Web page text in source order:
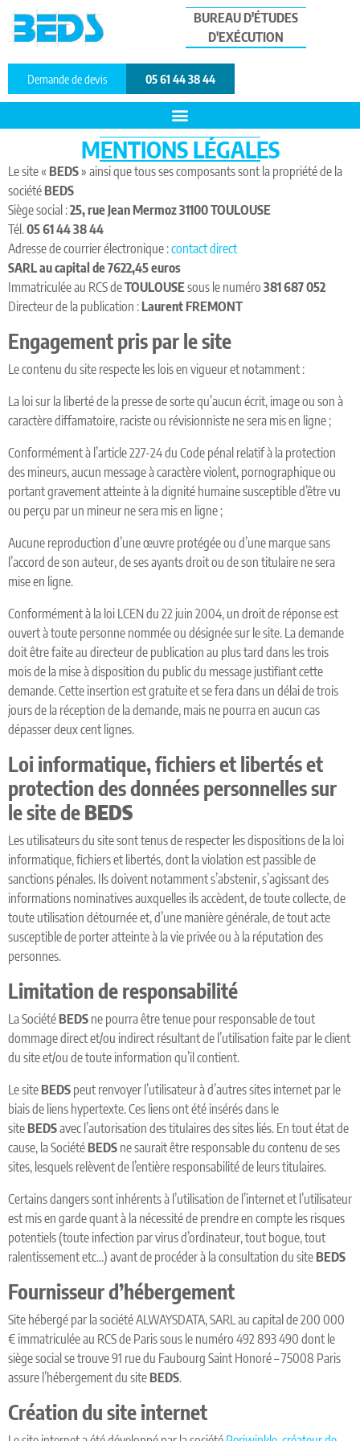
BUREAU D'ÉTUDES
D'EXÉCUTION
Demande de devis 05 61 44 38 44
MENTIONS LÉGALES
Le site « BEDS» ainsi que tous ses composants sont la propriété de la
société BEDS
Siège social :25, rue Jean Mermoz 31100 TOULOUSE
Tél.05 61 44 38 44
Adresse de courrier électronique :contact direct
SARL au capital de 7622,45 euros
Immatriculée au RCS deTOULOUSE sous le numéro 381 687 052
Directeur de la publication : Laurent FREMONT
Engagement pris par le site
Le contenu du site respecte les lois en vigueur et notamment :
La loi sur la liberté de la presse de sorte qu’aucun écrit, image ou son à
caractère diffamatoire, raciste ou révisionniste ne sera mis en ligne ;
Conformément à l’article 227-24 du Code pénal relatif à la protection
des mineurs, aucun message à caractère violent, pornographique ou
portant gravement atteinte à la dignité humaine susceptible d’être vu
ou perçu par un mineur ne sera mis en ligne ;
Aucune reproduction d’une œuvre protégée ou d’une marque sans
l’accord de son auteur, de ses ayants droit ou de son titulaire ne sera
mise en ligne.
Conformément à la loi LCEN du 22 juin 2004, un droit de réponse est
ouvert à toute personne nommée ou désignée sur le site. La demande
doit être faite au directeur de publication au plus tard dans les trois
mois de la mise à disposition du public du message justifiant cette
demande. Cette insertion est gratuite et se fera dans un délai de trois
jours de la réception de la demande, mais ne pourra en aucun cas
dépasser deux cent lignes.
Loi informatique, fichiers et libertés et
protection des données personnelles sur
le site deBEDS
Les utilisateurs du site sont tenus de respecter les dispositions de la loi
informatique, fichiers et libertés, dont la violation est passible de
sanctions pénales. Ils doivent notamment s’abstenir, s’agissant des
informations nominatives auxquelles ils accèdent, de toute collecte, de
toute utilisation détournée et, d’une manière générale, de tout acte
susceptible de porter atteinte à la vie privée ou à la réputation des
personnes.
Limitation de responsabilité
La Société BEDS ne pourra être tenue pour responsable de tout
dommage direct et/ou indirect résultant de l’utilisation faite par le client
du site et/ou de toute information qu’il contient.
Le site BEDS peut renvoyer l’utilisateur à d’autres sites internet par le
biais de liens hypertexte. Ces liens ont été insérés dans le
site BEDSavec l’autorisation des titulaires des sites liés. En tout état de
cause, la Société BEDS ne saurait être responsable du contenu de ses
sites, lesquels relèvent de l’entière responsabilité de leurs titulaires.
Certains dangers sont inhérents à l’utilisation de l’internet et l’utilisateur
est mis en garde quant à la nécessité de prendre en compte les risques
potentiels (toute infection par virus d’ordinateur, tout bogue, tout
ralentissement etc…) avant de procéder à la consultation du site BEDS
Fournisseur d’hébergement
Site hébergé par la société ALWAYSDATA, SARL au capital de 200 000
€ immatriculée au RCS de Paris sous le numéro 492 893 490 dont le
siège social se trouve 91 rue du Faubourg Saint Honoré – 75008 Paris
assure l’hébergement du site BEDS.
Création du site internet